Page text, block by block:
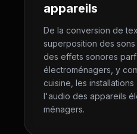
appareils
De la conversion de
superposition des
des effets sonores
électroménagers, y
cuisine, les
l'audio des appareils
ménagers.